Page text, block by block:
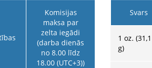
Komisijas
maksa par
zelta iegādi
(darba dienās
no 8.00 līdz
18.00 (UTC+3))
Svars
1 oz. (31,1
g)